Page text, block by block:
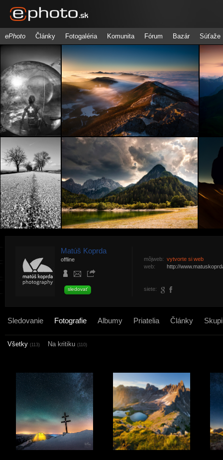
ePhoto Články Fotogaléria Komunita Fórum Bazár Súťaže
Matúš Koprda
offline
sledovať
môjweb: vytvorte si web
web:
http://
siete:
Sledovanie Fotografie Albumy Priatelia Články
Všetky (113) Na kritiku (110)